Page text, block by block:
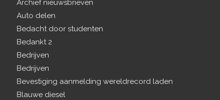
Archief nieuwsbrieven
Auto delen
Bedacht door studenten
Bedankt 2
Bedrijven
Bedrijven
Bevestiging aanmelding wereldrecord laden
Blauwe diesel